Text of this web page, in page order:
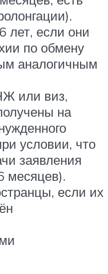
лет, если они
по обмену
аналогичным
или виз,
на
условии, что
заявления
месяцев).
если их